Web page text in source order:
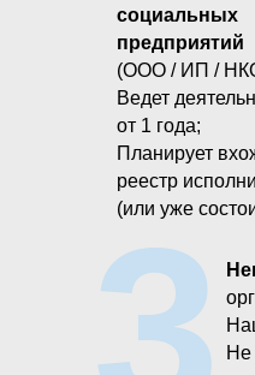
социальных
предприятий
(ООО / ИП /
Ведет
от 1 года;
Планирует
реестр
(или уже
Не